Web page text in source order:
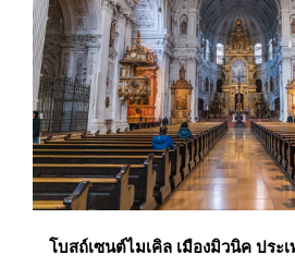
โบสถ์เซนต์ไมเคิล เมืองมิวนิค ประ